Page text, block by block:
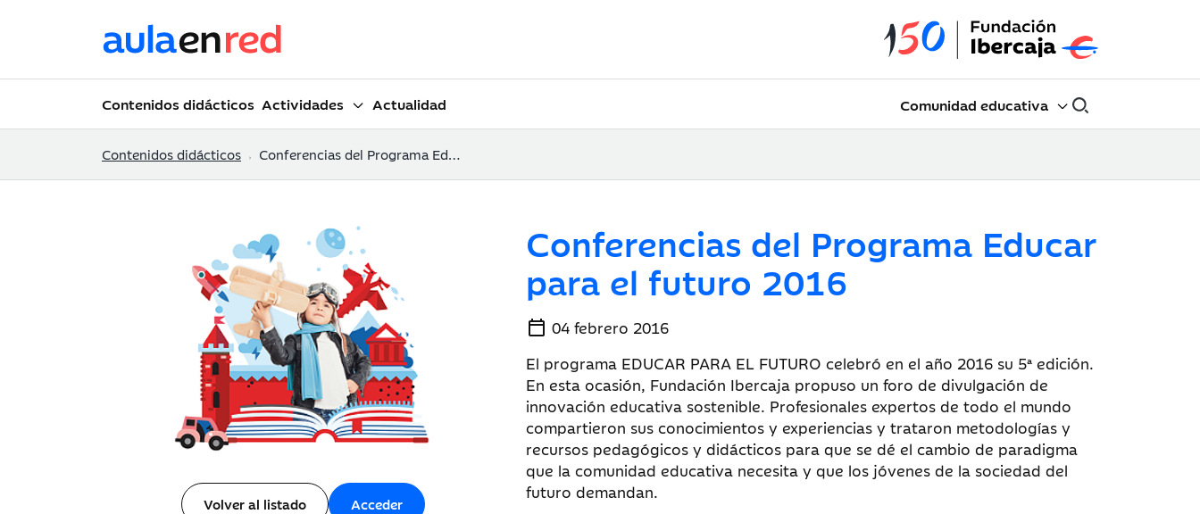
Contenidos didácticos Actividades Actualidad Comunidad educativa
Contenidos didácticos Conferencias del Programa Educar para el futuro 2016
Volver al listado Acceder
Conferencias del Programa Educar
para el futuro 2016
calendar_today 04 febrero 2016
El programa EDUCAR PARA EL FUTURO celebró en el año 2016 su 5ª edición.
En esta ocasión, Fundación Ibercaja propuso un foro de divulgación de
innovación educativa sostenible. Profesionales expertos de todo el mundo
compartieron sus conocimientos y experiencias y trataron metodologías y
recursos pedagógicos y didácticos para que se dé el cambio de paradigma
que la comunidad educativa necesita y que los jóvenes de la sociedad del
futuro demandan.